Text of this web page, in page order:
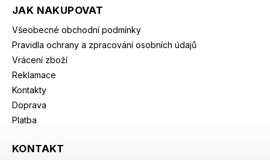
JAK NAKUPOVAT
Všeobecné obchodní podmínky
Pravidla ochrany a zpracování osobních údajů
Vrácení zboží
Reklamace
Kontakty
Doprava
Platba
KONTAKT